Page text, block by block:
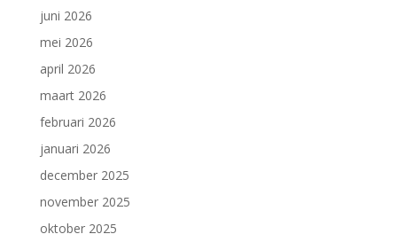
juni 2026
mei 2026
april 2026
maart 2026
februari 2026
januari 2026
december 2025
november 2025
oktober 2025